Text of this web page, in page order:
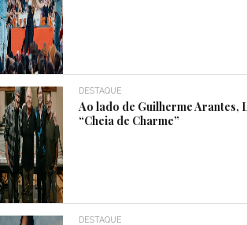
DESTAQUE
Ao lado de Guilherme Arantes,
“Cheia de Charme”
DESTAQUE